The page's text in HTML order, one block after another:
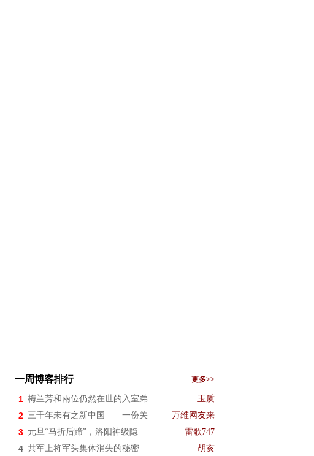
一周博客排行 更多>>
1 梅兰芳和兩位仍然在世的入室弟 玉质
2 三千年未有之新中国——一份关 万维网友来
3 元旦“马折后蹄”，洛阳神级隐 雷歌747
4 共军上将军头集体消失的秘密 胡亥